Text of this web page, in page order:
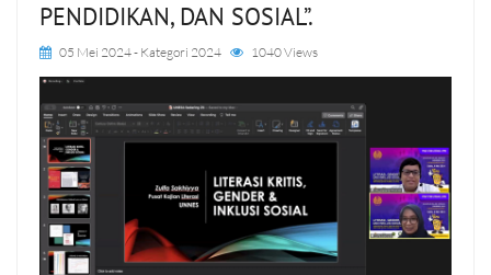
PENDIDIKAN, DAN SOSIAL”.
05 Mei 2024- Kategori 2024 1040 Views